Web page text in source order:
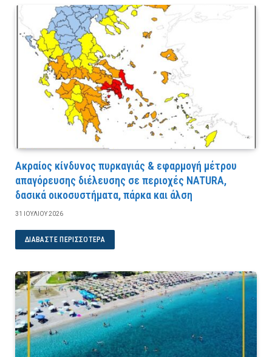
Ακραίος κίνδυνος πυρκαγιάς & εφαρμογή μέτρου
απαγόρευσης διέλευσης σε περιοχές NATURA,
δασικά οικοσυστήματα, πάρκα και άλση
31 ΙΟΥΛΊΟΥ 2026
ΔΙΑΒΆΣΤΕ ΠΕΡΙΣΣΌΤΕΡΑ